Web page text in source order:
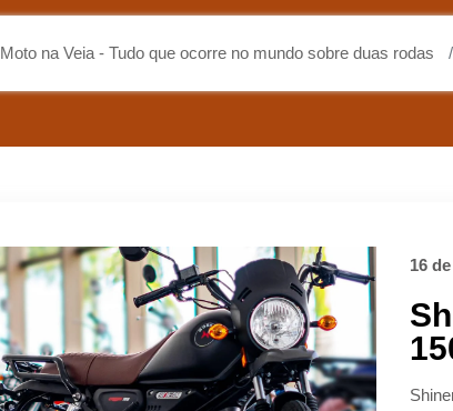
Moto na Veia - Tudo que ocorre no mundo sobre duas rodas
16